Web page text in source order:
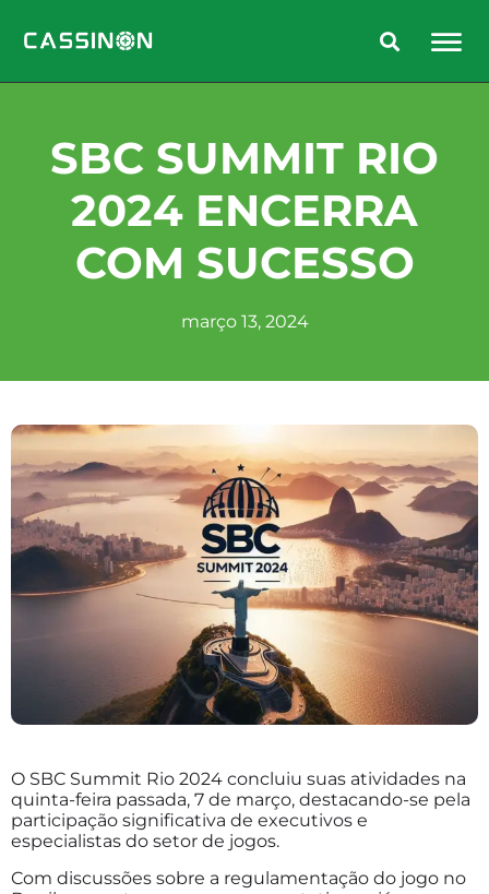
SBC SUMMIT RIO
2024 ENCERRA
COM SUCESSO
março 13, 2024
O SBC Summit Rio 2024 concluiu suas atividades na
quinta-feira passada, 7 de março, destacando-se pela
participação significativa de executivos e
especialistas do setor de jogos.
Com discussões sobre a regulamentação do jogo no